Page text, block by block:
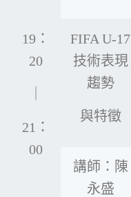
19：
20
21：
00
FIFA U-17
技術表現
趨勢
與特徵
講師：陳
永盛